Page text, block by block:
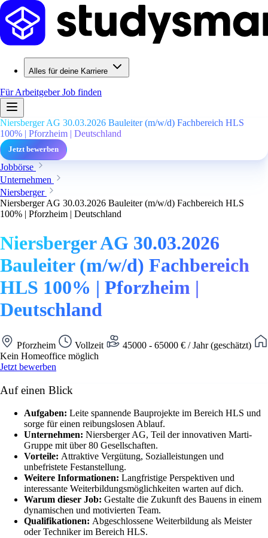
Alles für deine Karriere
Für ArbeitgeberJob finden
Niersberger AG 30.03.2026 Bauleiter (m/w/d) Fachbereich HLS
100% | Pforzheim | Deutschland
Jetzt bewerben
Jobbörse
Unternehmen
Niersberger
Niersberger AG 30.03.2026 Bauleiter (m/w/d) Fachbereich HLS
100% | Pforzheim | Deutschland
Niersberger AG 30.03.2026
Bauleiter (m/w/d) Fachbereich
HLS 100% | Pforzheim |
Deutschland
Pforzheim Vollzeit
45000 - 65000 € / Jahr (geschätzt)
Kein Homeoffice möglich
Jetzt bewerben
Auf einen Blick
Aufgaben: Leite spannende Bauprojekte im Bereich HLS und
sorge für einen reibungslosen Ablauf.
Unternehmen: Niersberger AG, Teil der innovativen Marti-
Gruppe mit über 80 Gesellschaften.
Vorteile: Attraktive Vergütung, Sozialleistungen und
unbefristete Festanstellung.
Weitere Informationen: Langfristige Perspektiven und
interessante Weiterbildungsmöglichkeiten warten auf dich.
Warum dieser Job: Gestalte die Zukunft des Bauens in einem
dynamischen und motivierten Team.
Qualifikationen: Abgeschlossene Weiterbildung als Meister
oder Techniker im Bereich HLS.